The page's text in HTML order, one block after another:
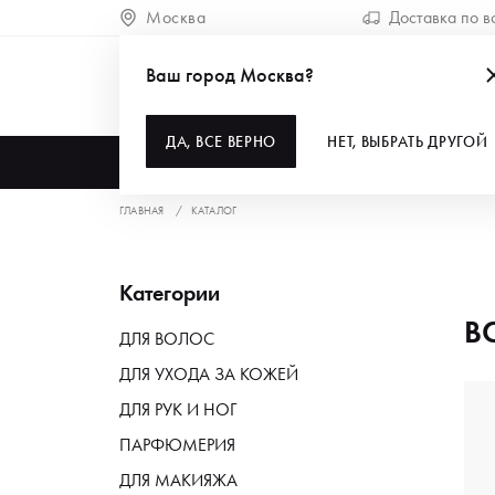
Москва Доставка по
Ваш город Москва?
ДА, ВСЕ ВЕРНО НЕТ, ВЫБРАТЬ ДРУГОЙ
ГЛАВНАЯ КАТАЛОГ
Категории
ДЛЯ ВОЛОС
ДЛЯ УХОДА ЗА КОЖЕЙ
ДЛЯ РУК И НОГ
ПАРФЮМЕРИЯ
ДЛЯ МАКИЯЖА